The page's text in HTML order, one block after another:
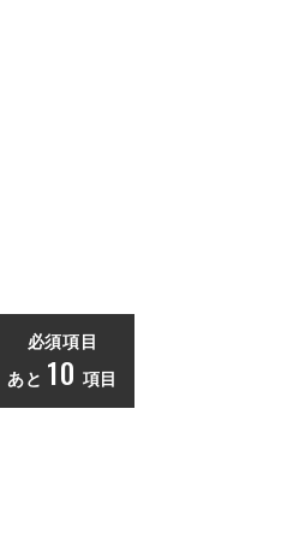
必須項目
あと 10 項目